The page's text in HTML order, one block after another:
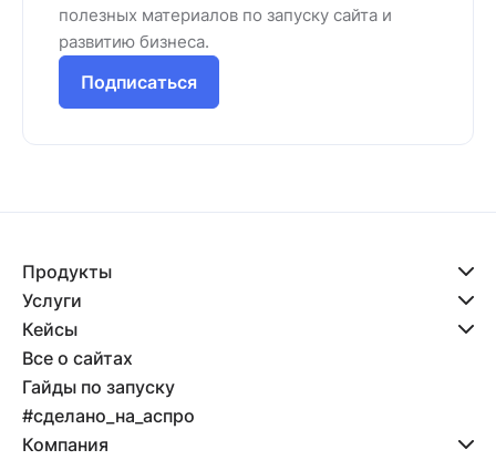
полезных материалов по запуску сайта и
развитию бизнеса.
Подписаться
Продукты
Услуги
Кейсы
Все о сайтах
Гайды по запуску
#сделано_на_аспро
Компания